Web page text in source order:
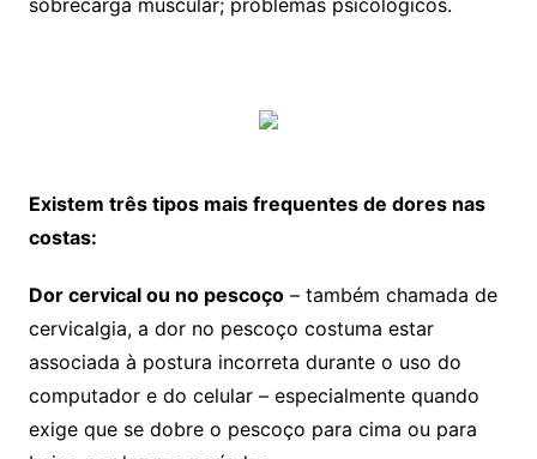
sobrecarga muscular; problemas psicológicos.
Existem três tipos mais frequentes de dores nas
costas:
Dor cervical ou no pescoço– também chamada de
cervicalgia, a dor no pescoço costuma estar
associada à postura incorreta durante o uso do
computador e do celular – especialmente quando
exige que se dobre o pescoço para cima ou para